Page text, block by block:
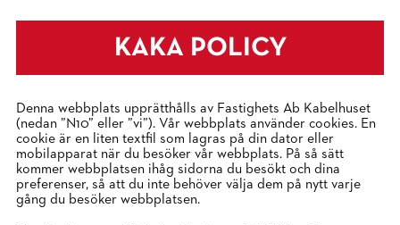
KAKA POLICY
Denna webbplats upprätthålls av Fastighets Ab Kabelhuset
(nedan ”N10” eller ”vi”). Vår webbplats använder cookies. En
cookie är en liten textfil som lagras på din dator eller
mobilapparat när du besöker vår webbplats. På så sätt
kommer webbplatsen ihåg sidorna du besökt och dina
preferenser, så att du inte behöver välja dem på nytt varje
gång du besöker webbplatsen.